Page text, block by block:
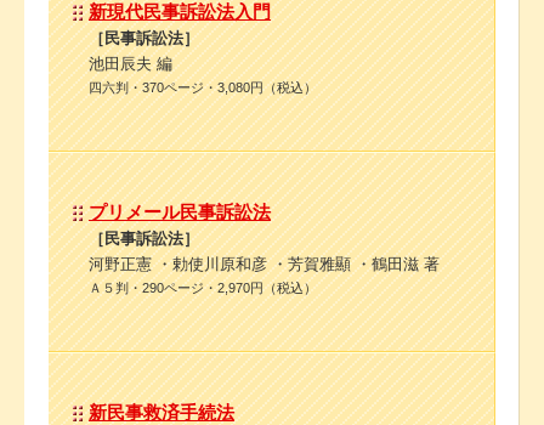
新現代民事訴訟法入門
［民事訴訟法］
池田辰夫 編
四六判・370ページ・3,080円（税込）
プリメール民事訴訟法
［民事訴訟法］
河野正憲 ・勅使川原和彦 ・芳賀雅顯 ・鶴田滋 著
Ａ５判・290ページ・2,970円（税込）
新民事救済手続法